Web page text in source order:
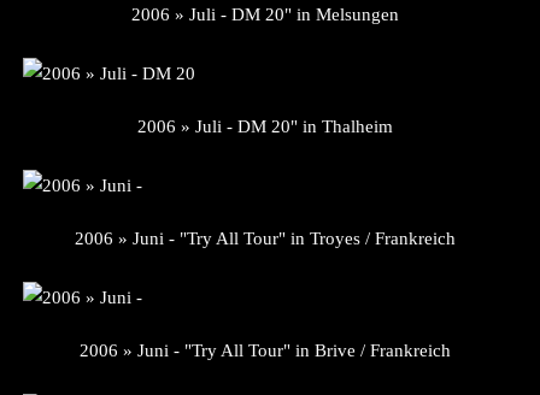
2006 » Juli - DM 20" in Melsungen
2006 » Juli - DM 20" in Thalheim
2006 » Juni - "Try All Tour" in Troyes / Frankreich
2006 » Juni - "Try All Tour" in Brive / Frankreich